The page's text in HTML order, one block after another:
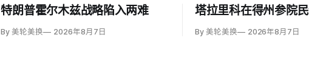
特朗普霍尔木兹战略陷入两难
By 美轮美换 2026年8月7日
塔拉里科在得州参院
By 美轮美换 2026年8月7日